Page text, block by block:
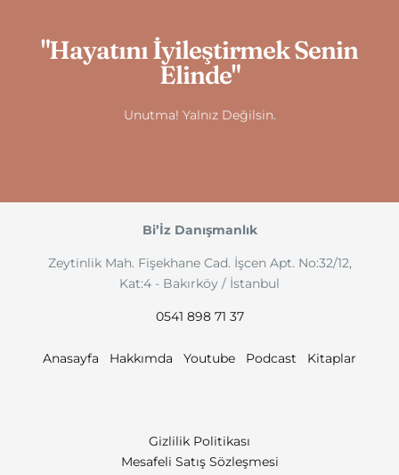
"Hayatını İyileştirmek Senin
Elinde"
Unutma! Yalnız Değilsin.
Bi’İz Danışmanlık
Zeytinlik Mah. Fişekhane Cad. İşcen Apt. No:32/12,
Kat:4 - Bakırköy / İstanbul
0541 898 71 37
Anasayfa Hakkımda Youtube Podcast Kitaplar
Gizlilik Politikası
Mesafeli Satış Sözleşmesi